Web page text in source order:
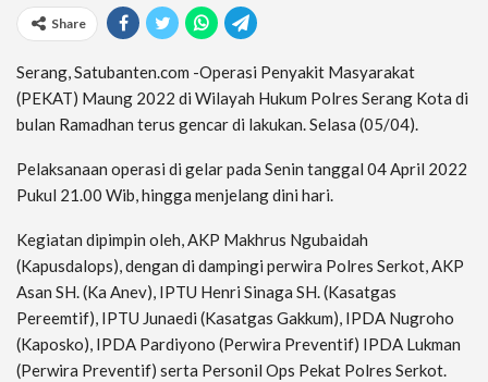
Share
Serang, Satubanten.com -Operasi Penyakit Masyarakat
(PEKAT) Maung 2022 di Wilayah Hukum Polres Serang Kota di
bulan Ramadhan terus gencar di lakukan. Selasa (05/04).
Pelaksanaan operasi di gelar pada Senin tanggal 04 April 2022
Pukul 21.00 Wib, hingga menjelang dini hari.
Kegiatan dipimpin oleh, AKP Makhrus Ngubaidah
(Kapusdalops), dengan di dampingi perwira Polres Serkot, AKP
Asan SH. (Ka Anev), IPTU Henri Sinaga SH. (Kasatgas
Pereemtif), IPTU Junaedi (Kasatgas Gakkum), IPDA Nugroho
(Kaposko), IPDA Pardiyono (Perwira Preventif) IPDA Lukman
(Perwira Preventif) serta Personil Ops Pekat Polres Serkot.